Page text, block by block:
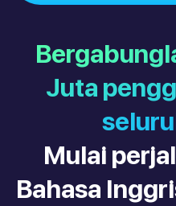
Juta
Mulai
Bahasa